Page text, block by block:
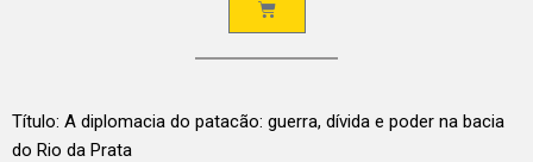
Título: A diplomacia do patacão: guerra, dívida e poder na bacia
do Rio da Prata